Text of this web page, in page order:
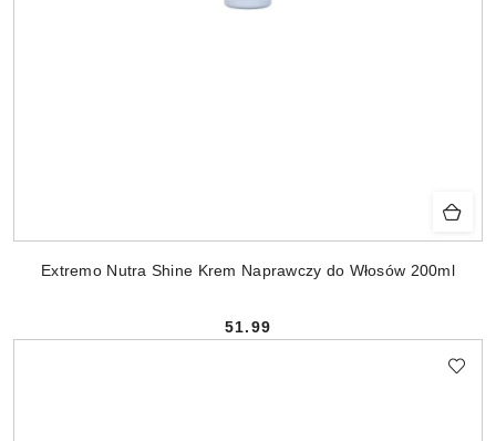
Extremo Nutra Shine Krem Naprawczy do Włosów 200ml
Cena:
51.99